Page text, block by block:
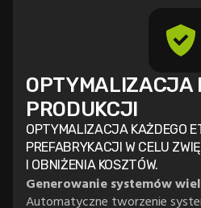
OPTYMALIZACJA
PRODUKCJI
OPTYMALIZACJA KAŻDEGO
PREFABRYKACJI W CELU
I OBNIŻENIA KOSZTÓW.
Generowanie systemów
Automatyczne tworzenie